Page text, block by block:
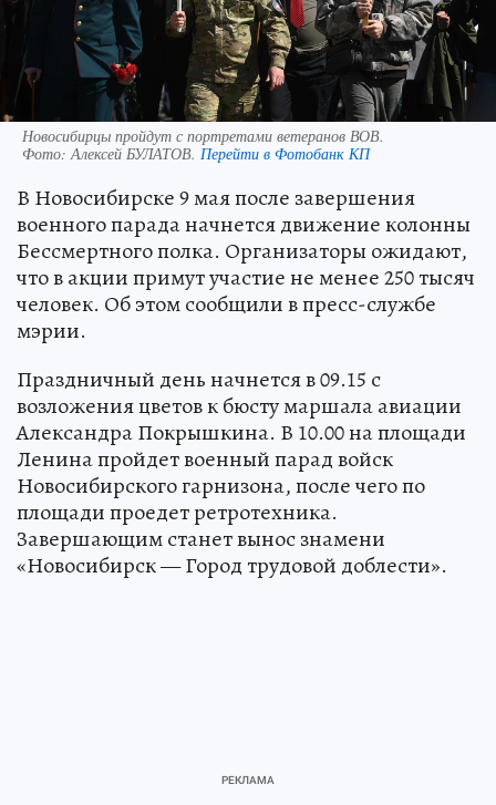
Новосибирцы пройдут с портретами ветеранов ВОВ.
Фото:Алексей БУЛАТОВ. Перейти в Фотобанк КП
В Новосибирске 9 мая после завершения
военного парада начнется движение колонны
Бессмертного полка. Организаторы ожидают,
что в акции примут участие не менее 250 тысяч
человек. Об этом сообщили в пресс-службе
мэрии.
Праздничный день начнется в 09.15 с
возложения цветов к бюсту маршала авиации
Александра Покрышкина. В 10.00 на площади
Ленина пройдет военный парад войск
Новосибирского гарнизона, после чего по
площади проедет ретротехника.
Завершающим станет вынос знамени
«Новосибирск — Город трудовой доблести».